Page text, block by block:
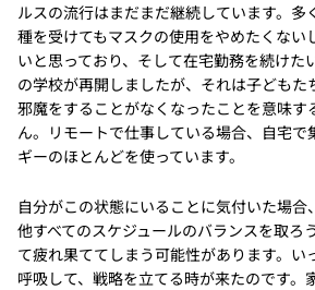
ルスの流行はまだまだ継続しています。多
種を受けてもマスクの使用をやめたくない
いと思っており、そして在宅勤務を続けた
の学校が再開しましたが、それは子どもた
邪魔をすることがなくなったことを意味す
ん。リモートで仕事している場合、自宅で
ギーのほとんどを使っています。
自分がこの状態にいることに気付いた場合
他すべてのスケジュールのバランスを取ろ
て疲れ果ててしまう可能性があります。い
呼吸して、戦略を立てる時が来たのです。